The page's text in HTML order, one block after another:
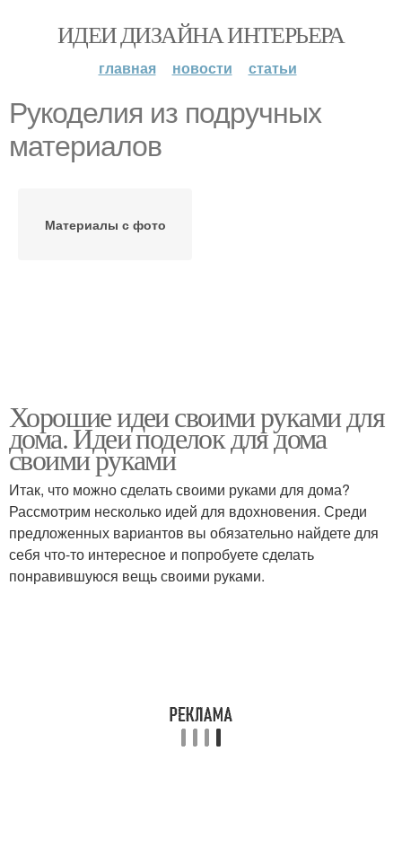
ИДЕИ ДИЗАЙНА ИНТЕРЬЕРА
главная новости статьи
Рукоделия из подручных
материалов
Материалы с фото
Хорошие идеи своими руками для
дома. Идеи поделок для дома
своими руками
Итак, что можно сделать своими руками для дома?
Рассмотрим несколько идей для вдохновения. Среди
предложенных вариантов вы обязательно найдете для
себя что-то интересное и попробуете сделать
понравившуюся вещь своими руками.